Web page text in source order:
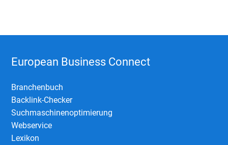
European Business Connect
Branchenbuch
Backlink-Checker
Suchmaschinenoptimierung
Webservice
Lexikon